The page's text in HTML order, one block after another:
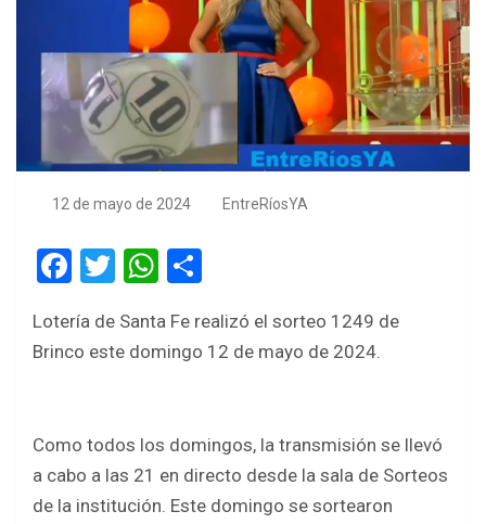
12 de mayo de 2024 EntreRíosYA
F
ce
b
o
k
T
tt
er
W
at
s
p
p
ar
e
Lotería de Santa Fe realizó el sorteo 1249 de
Brinco este domingo 12 de mayo de 2024.
Como todos los domingos, la transmisión se llevó
a cabo a las 21 en directo desde la sala de Sorteos
de la institución. Este domingo se sortearon